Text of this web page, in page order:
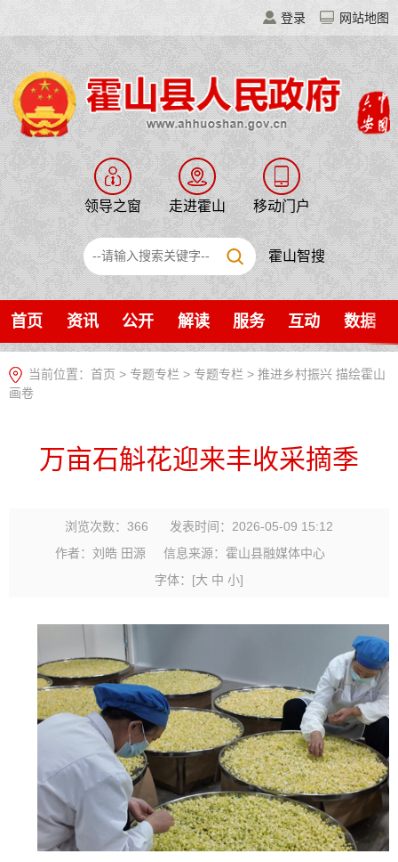
登录 网站地图
领导之窗 走进霍山 移动门户
霍山智搜
首页 资讯 公开 解读 服务 互动 数据
当前位置： 首页 > 专题专栏 > 专题专栏 > 推进乡村振兴 描绘霍山
画卷
万亩石斛花迎来丰收采摘季
浏览次数： 366
发表时间：2026-05-09 15:12
作者：刘皓 田源
信息来源：霍山县融媒体中心
字体： [大 中 小]